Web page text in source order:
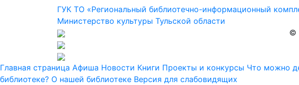
ГУК ТО «Региональный библиотечно-информационный
Министерство культуры Тульской области
©
Главная страница Афиша Новости Книги Проекты и конкурсы Что можно
библиотеке? О нашей библиотеке Версия для слабовидящих